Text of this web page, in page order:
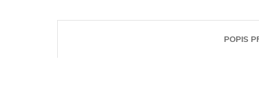
POPIS